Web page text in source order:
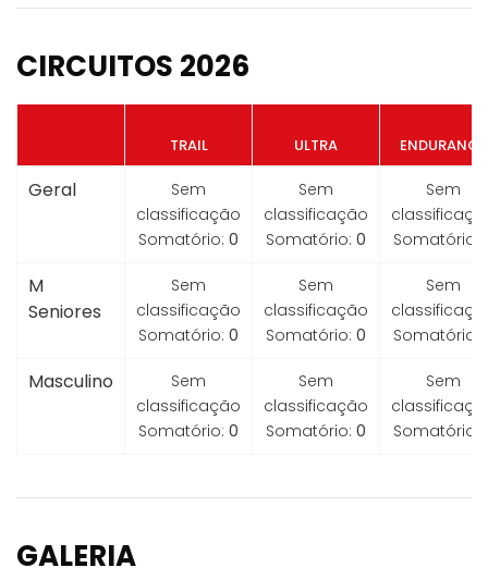
CIRCUITOS 2026
TRAIL ULTRA ENDURANCE
Geral
Sem
classificação
Somatório: 0
Sem
classificação
Somatório: 0
Sem
Somatório:
M
Seniores
Sem
classificação
Somatório: 0
Sem
classificação
Somatório: 0
Sem
Somatório:
Masculino
Sem
classificação
Somatório: 0
Sem
classificação
Somatório: 0
Sem
Somatório:
GALERIA